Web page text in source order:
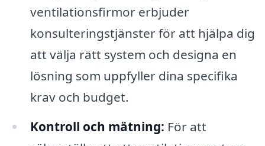
ventilationsfirmor erbjuder
konsulteringstjänster för att hjälpa dig
att välja rätt system och designa en
lösning som uppfyller dina specifika
krav och budget.
Kontroll och mätning: För att